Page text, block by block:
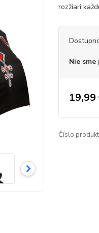
rozžiari
Nie
19,99
Číslo